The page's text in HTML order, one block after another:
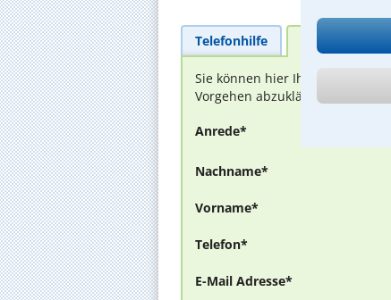
Telefonhilfe
Sie können hier Ihren Fall
Vorgehen abzuklären. Die
Anrede*
Nachname*
Vorname*
Telefon*
E-Mail Adresse*